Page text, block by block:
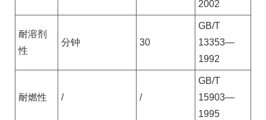
2002
耐溶剂
性
分钟 30
GB/T
13353—
1992
耐燃性 / /
GB/T
15903—
1995